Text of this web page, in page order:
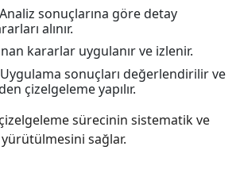
Analiz sonuçlarına göre detay
alınır.
kararlar uygulanır ve izlenir.
Uygulama sonuçları değerlendirilir ve
çizelgeleme yapılır.
sürecinin sistematik ve
sağlar.